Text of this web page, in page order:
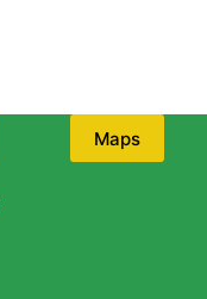
Maps